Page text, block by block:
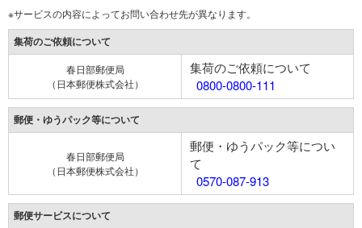
※サービスの内容によってお問い合わせ先が異なります。
集荷のご依頼について
春日部郵便局
（日本郵便株式会社）
集荷のご依頼について
0800-0800-111
郵便・ゆうパック等について
春日部郵便局
（日本郵便株式会社）
郵便・ゆうパック等につい
て
0570-087-913
郵便サービスについて